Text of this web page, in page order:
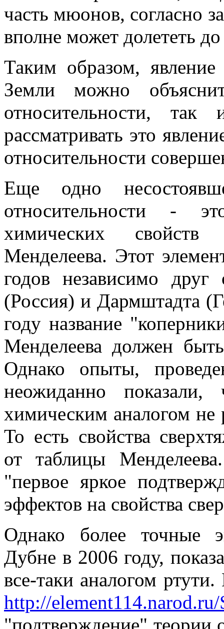
часть мюонов, согласно
вполне может долететь
Таким образом,
Земли можно
относительности,
рассматривать это
относительности
Еще одно
относительности -
химических
Менделеева. Этот
годов независимо
(Россия) и Дармштадта
году название
Менделеева должен
Однако опыты,
неожиданно показали,
химическим аналогом не
То есть свойства
от таблицы
"первое яркое
эффектов на свойства
Однако более точные
Дубне в 2006 году,
все-таки аналогом
http://